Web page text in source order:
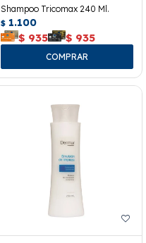
Shampoo Tricomax 240 Ml.
$ 1.100
$ 935 $ 935